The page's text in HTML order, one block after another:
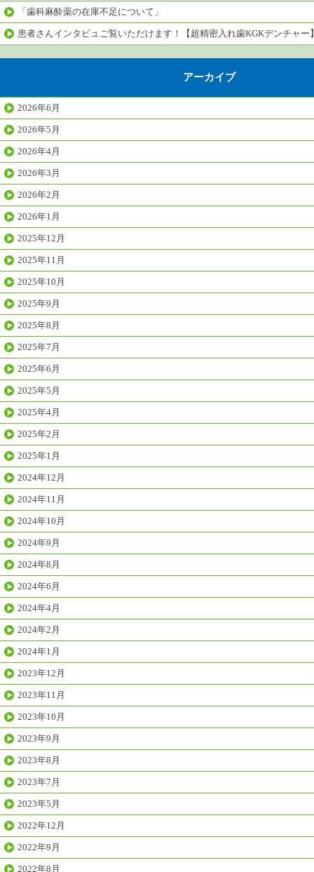
「歯科麻酔薬の在庫不足について」
患者さんインタビュご覧いただけます！【超精密入れ歯KGKデンチャー
アーカイブ
2026年6月
2026年5月
2026年4月
2026年3月
2026年2月
2026年1月
2025年12月
2025年11月
2025年10月
2025年9月
2025年8月
2025年7月
2025年6月
2025年5月
2025年4月
2025年2月
2025年1月
2024年12月
2024年11月
2024年10月
2024年9月
2024年8月
2024年6月
2024年4月
2024年2月
2024年1月
2023年12月
2023年11月
2023年10月
2023年9月
2023年8月
2023年7月
2023年5月
2022年12月
2022年9月
2022年8月